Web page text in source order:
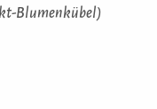
Blumenkübel)